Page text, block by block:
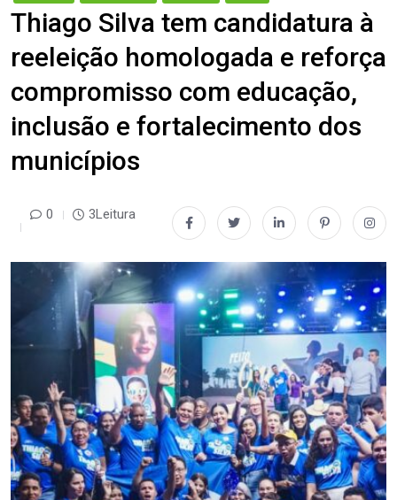
Thiago Silva tem candidatura à
reeleição homologada e reforça
compromisso com educação,
inclusão e fortalecimento dos
municípios
0 3Leitura